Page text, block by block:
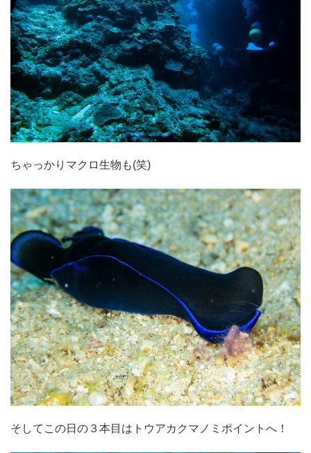
ちゃっかりマクロ生物も(笑)
そしてこの日の３本目はトウアカクマノミポイントへ！